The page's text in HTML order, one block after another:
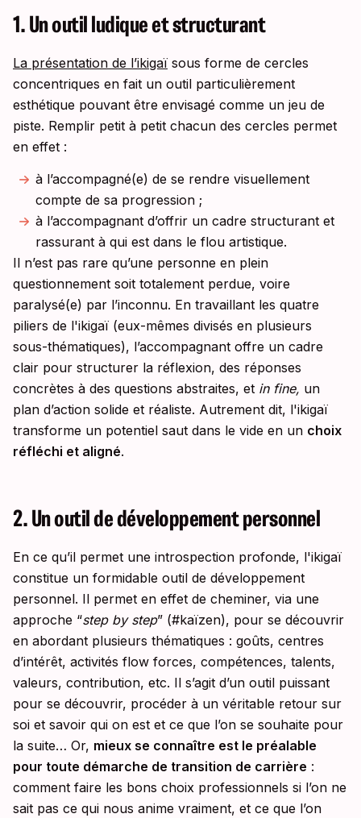
1. Un outil ludique et structurant
La présentation de l’ikigaï sous forme de cercles
concentriques en fait un outil particulièrement
esthétique pouvant être envisagé comme un jeu de
piste. Remplir petit à petit chacun des cercles permet
en effet :
à l’accompagné(e) de se rendre visuellement
compte de sa progression ;
à l’accompagnant d’offrir un cadre structurant et
rassurant à qui est dans le flou artistique.
Il n’est pas rare qu’une personne en plein
questionnement soit totalement perdue, voire
paralysé(e) par l’inconnu. En travaillant les quatre
piliers de l'ikigaï (eux-mêmes divisés en plusieurs
sous-thématiques), l’accompagnant offre un cadre
clair pour structurer la réflexion, des réponses
concrètes à des questions abstraites, et in fine, un
plan d’action solide et réaliste. Autrement dit, l'ikigaï
transforme un potentiel saut dans le vide en un choix
réfléchi et aligné.
2. Un outil de développement personnel
En ce qu’il permet une introspection profonde, l'ikigaï
constitue un formidable outil de développement
personnel. Il permet en effet de cheminer, via une
approche “step by step” (#kaïzen), pour se découvrir
en abordant plusieurs thématiques : goûts, centres
d’intérêt, activités flow forces, compétences, talents,
valeurs, contribution, etc. Il s’agit d’un outil puissant
pour se découvrir, procéder à un véritable retour sur
soi et savoir qui on est et ce que l’on se souhaite pour
la suite… Or, mieux se connaître est le préalable
pour toute démarche de transition de carrière :
comment faire les bons choix professionnels si l’on ne
sait pas ce qui nous anime vraiment, et ce que l’on